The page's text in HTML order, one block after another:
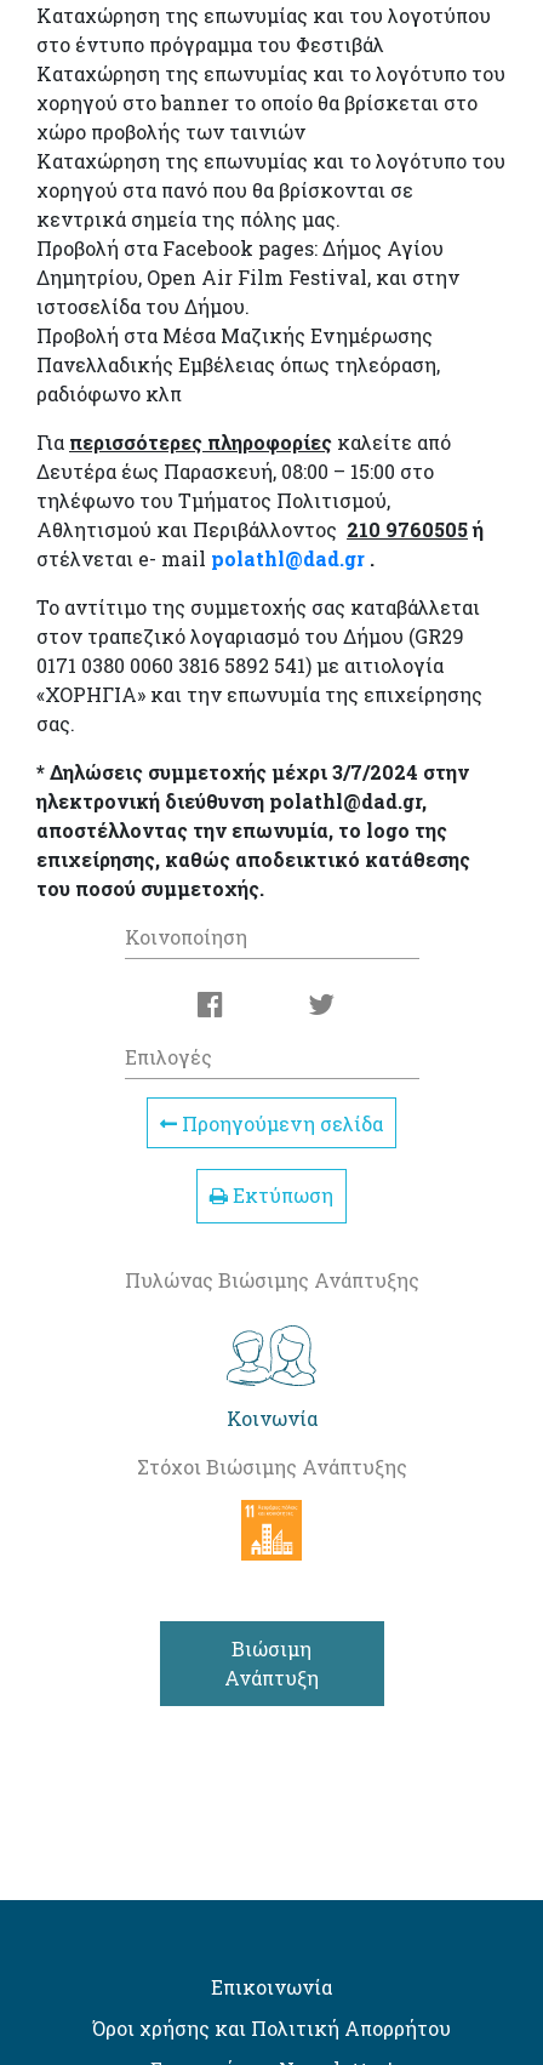
Καταχώρηση της επωνυμίας και του λογοτύπου
στο έντυπο πρόγραμμα του Φεστιβάλ
Καταχώρηση της επωνυμίας και το λογότυπο του
χορηγού στο banner το οποίο θα βρίσκεται στο
χώρο προβολής των ταινιών
Καταχώρηση της επωνυμίας και το λογότυπο του
χορηγού στα πανό που θα βρίσκονται σε
κεντρικά σημεία της πόλης μας.
Προβολή στα Facebook pages: Δήμος Αγίου
Δημητρίου, Open Air Film Festival, και στην
ιστοσελίδα του Δήμου.
Προβολή στα Μέσα Μαζικής Ενημέρωσης
Πανελλαδικής Εμβέλειας όπως τηλεόραση,
ραδιόφωνο κλπ
Για περισσότερες πληροφορίες καλείτε από
Δευτέρα έως Παρασκευή, 08:00 – 15:00 στο
τηλέφωνο του Τμήματος Πολιτισμού,
Αθλητισμού και Περιβάλλοντος 210 9760505ή
στέλνεται e- mail polathl@dad.gr .
Το αντίτιμο της συμμετοχής σας καταβάλλεται
στον τραπεζικό λογαριασμό του Δήμου (GR29
0171 0380 0060 3816 5892 541) με αιτιολογία
«ΧΟΡΗΓΙΑ» και την επωνυμία της επιχείρησης
σας.
* Δηλώσεις συμμετοχής μέχρι 3/7/2024 στην
ηλεκτρονική διεύθυνση polathl@dad.gr,
αποστέλλοντας την επωνυμία, το logo της
επιχείρησης, καθώς αποδεικτικό κατάθεσης
του ποσού συμμετοχής.
Κοινοποίηση
Επιλογές
Προηγούμενη σελίδα
Εκτύπωση
Πυλώνας Βιώσιμης Ανάπτυξης
Κοινωνία
Στόχοι Βιώσιμης Ανάπτυξης
Βιώσιμη
Ανάπτυξη
Επικοινωνία
Όροι χρήσης και Πολιτική Απορρήτου